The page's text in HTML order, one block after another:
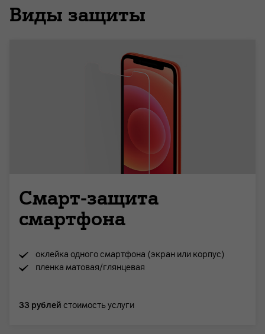
Виды защиты
Смарт-защита
смартфона
оклейка одного смартфона (экран или корпус)
пленка матовая/глянцевая
33 рублей стоимость услуги